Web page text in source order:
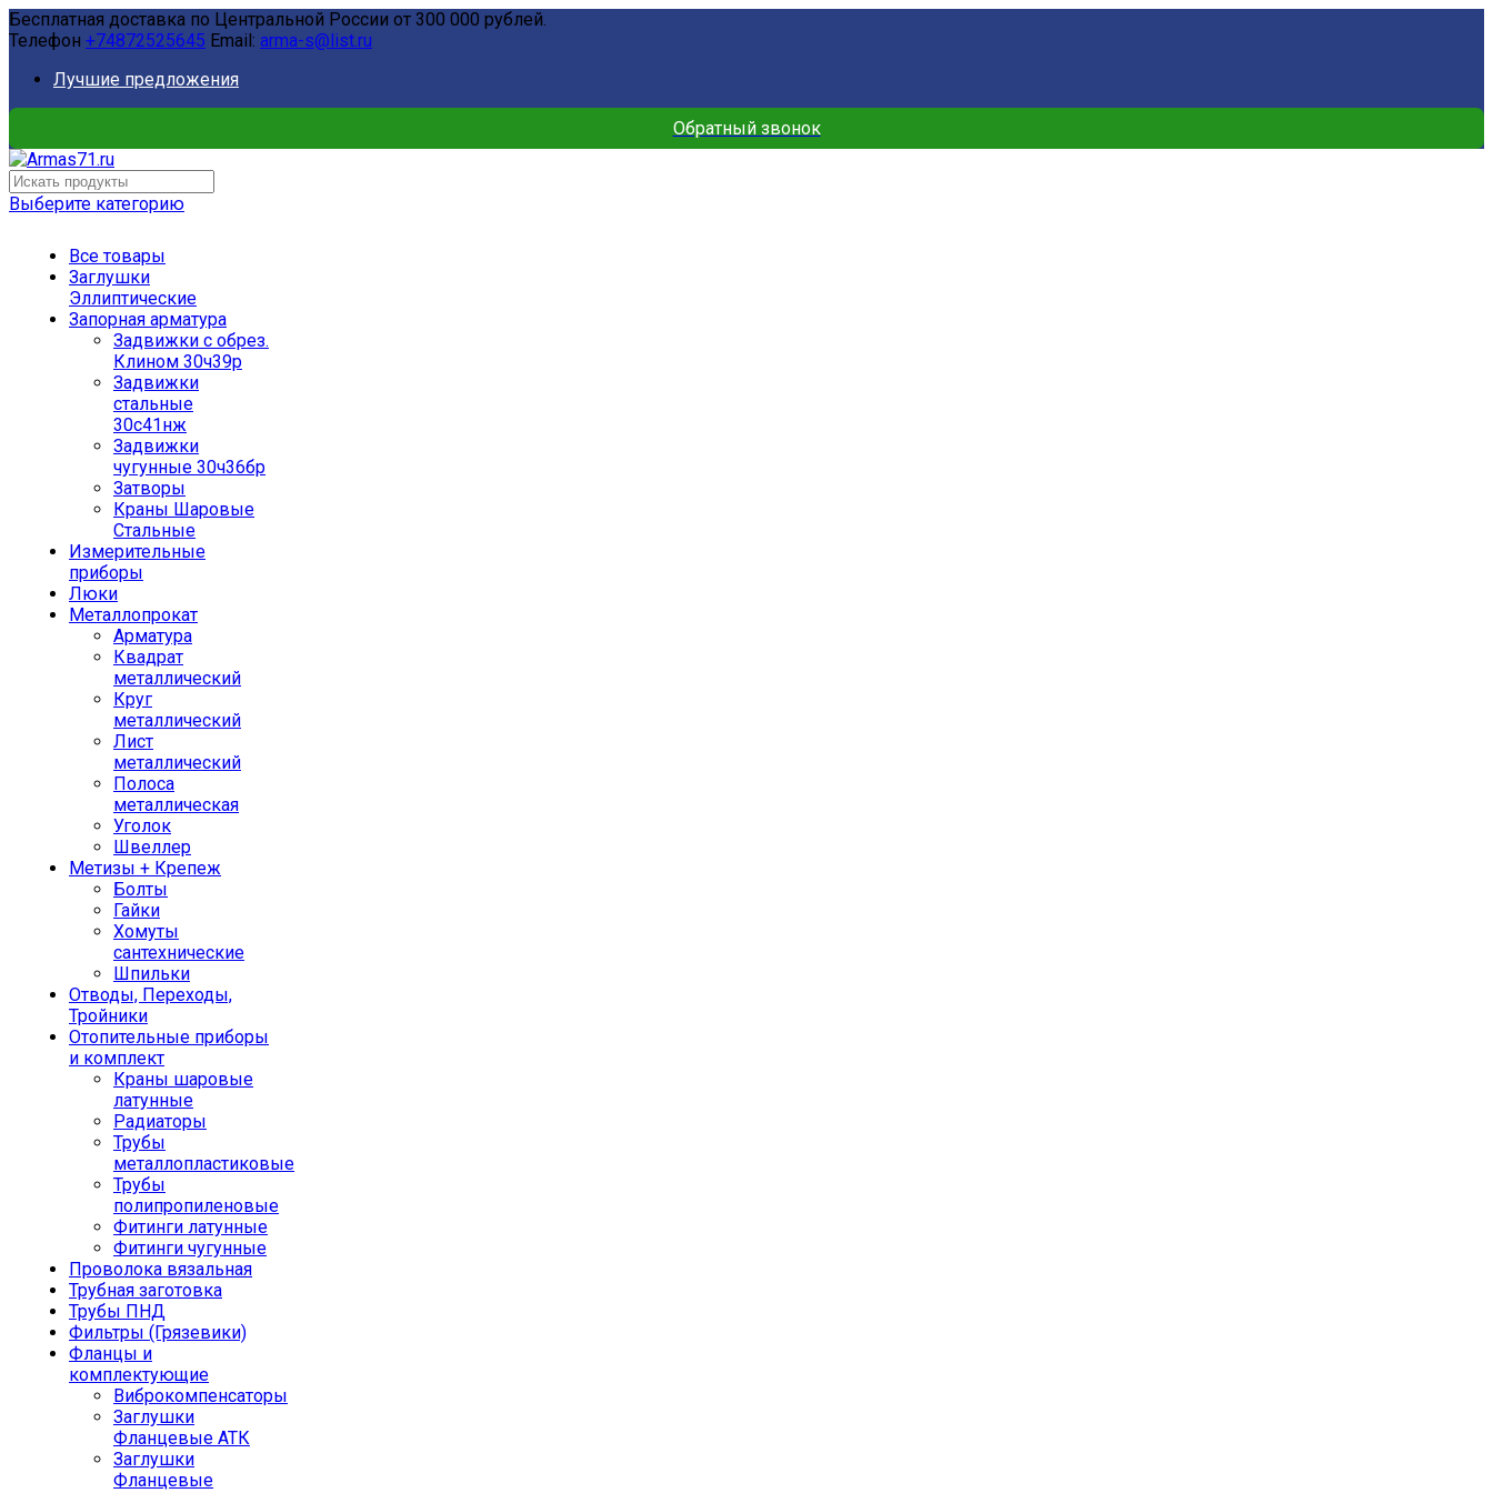
Бесплатная доставка по Центральной России от 300 000 рублей.
Телефон +74872525645 Email: arma-s@list.ru
Лучшие предложения
Обратный звонок
Выберите категорию
Все товары
Заглушки
Эллиптические
Запорная арматура
Задвижки с обрез.
Клином 30ч39р
Задвижки
стальные
30с41нж
Задвижки
чугунные 30ч36бр
Затворы
Краны Шаровые
Стальные
Измерительные
приборы
Люки
Металлопрокат
Арматура
Квадрат
металлический
Круг
металлический
Лист
металлический
Полоса
металлическая
Уголок
Швеллер
Метизы + Крепеж
Болты
Гайки
Хомуты
сантехнические
Шпильки
Отводы, Переходы,
Тройники
Отопительные приборы
и комплект
Краны шаровые
латунные
Радиаторы
Трубы
металлопластиковые
Трубы
полипропиленовые
Фитинги латунные
Фитинги чугунные
Проволока вязальная
Трубная заготовка
Трубы ПНД
Фильтры (Грязевики)
Фланцы и
комплектующие
Виброкомпенсаторы
Заглушки
Фланцевые АТК
Заглушки
Фланцевые